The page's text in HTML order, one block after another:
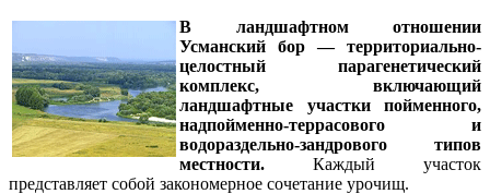
В ландшафтном отношении
Усманский бор — территориально-
целостный парагенетический
комплекс, включающий
ландшафтные участки пойменного,
надпойменно-террасового и
водораздельно-зандрового типов
местности. Каждый участок
представляет собой закономерное сочетание урочищ.